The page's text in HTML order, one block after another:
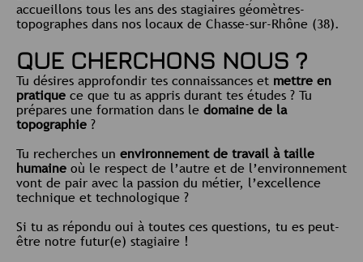
accueillons tous les ans des stagiaires géomètres-
topographes dans nos locaux de Chasse-sur-Rhône (38).
QUE CHERCHONS NOUS ?
Tu désires approfondir tes connaissances et mettre en
pratique ce que tu as appris durant tes études ? Tu
prépares une formation dans le domaine de la
topographie ?
Tu recherches un environnement de travail à taille
humaine où le respect de l’autre et de l’environnement
vont de pair avec la passion du métier, l’excellence
technique et technologique ?
Si tu as répondu oui à toutes ces questions, tu es peut-
être notre futur(e) stagiaire !